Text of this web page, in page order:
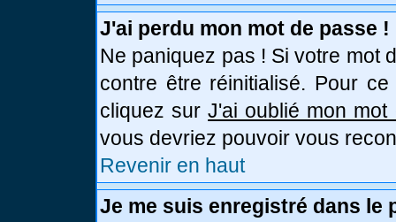
J'ai perdu mon mot de passe !
Ne paniquez pas ! Si votre mot
contre être réinitialisé. Pour
cliquez surJ'ai oublié mon mot
vous devriez pouvoir vous
Revenir en haut
Je me suis enregistré dans le